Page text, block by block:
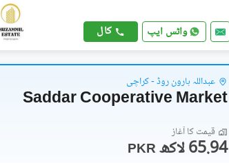
واٹس ایپ کال
عبداللہ ہارون روڈ - کراچی
Saddar Cooperative Market
قیمت کا آغاز
PKR 65.94 لاکھ